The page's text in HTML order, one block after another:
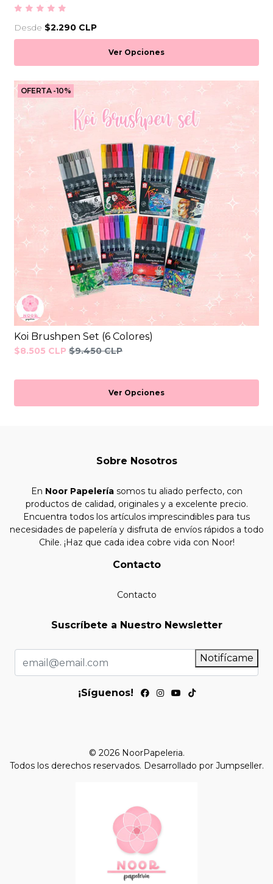
Desde $2.290 CLP
Ver Opciones
OFERTA -10%
Koi Brushpen Set (6 Colores)
$8.505 CLP $9.450 CLP
Ver Opciones
Sobre Nosotros
En Noor Papeleríasomos tu aliado perfecto, con
productos de calidad, originales y a excelente precio.
Encuentra todos los artículos imprescindibles para tus
necesidades de papelería y disfruta de envíos rápidos a todo
Chile. ¡Haz que cada idea cobre vida con Noor!
Contacto
Contacto
Suscríbete a Nuestro Newsletter
Notifícame
¡Síguenos!
© 2026 NoorPapeleria.
Todos los derechos reservados. Desarrollado por Jumpseller.